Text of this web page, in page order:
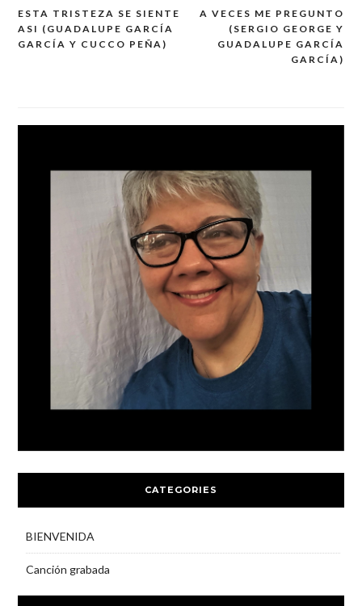
Post
navigation
ESTA TRISTEZA SE SIENTE
ASI (GUADALUPE GARCÍA
GARCÍA Y CUCCO PEÑA)
A VECES ME PREGUNTO
(SERGIO GEORGE Y
GUADALUPE GARCÍA
GARCÍA)
CATEGORIES
BIENVENIDA
Canción grabada